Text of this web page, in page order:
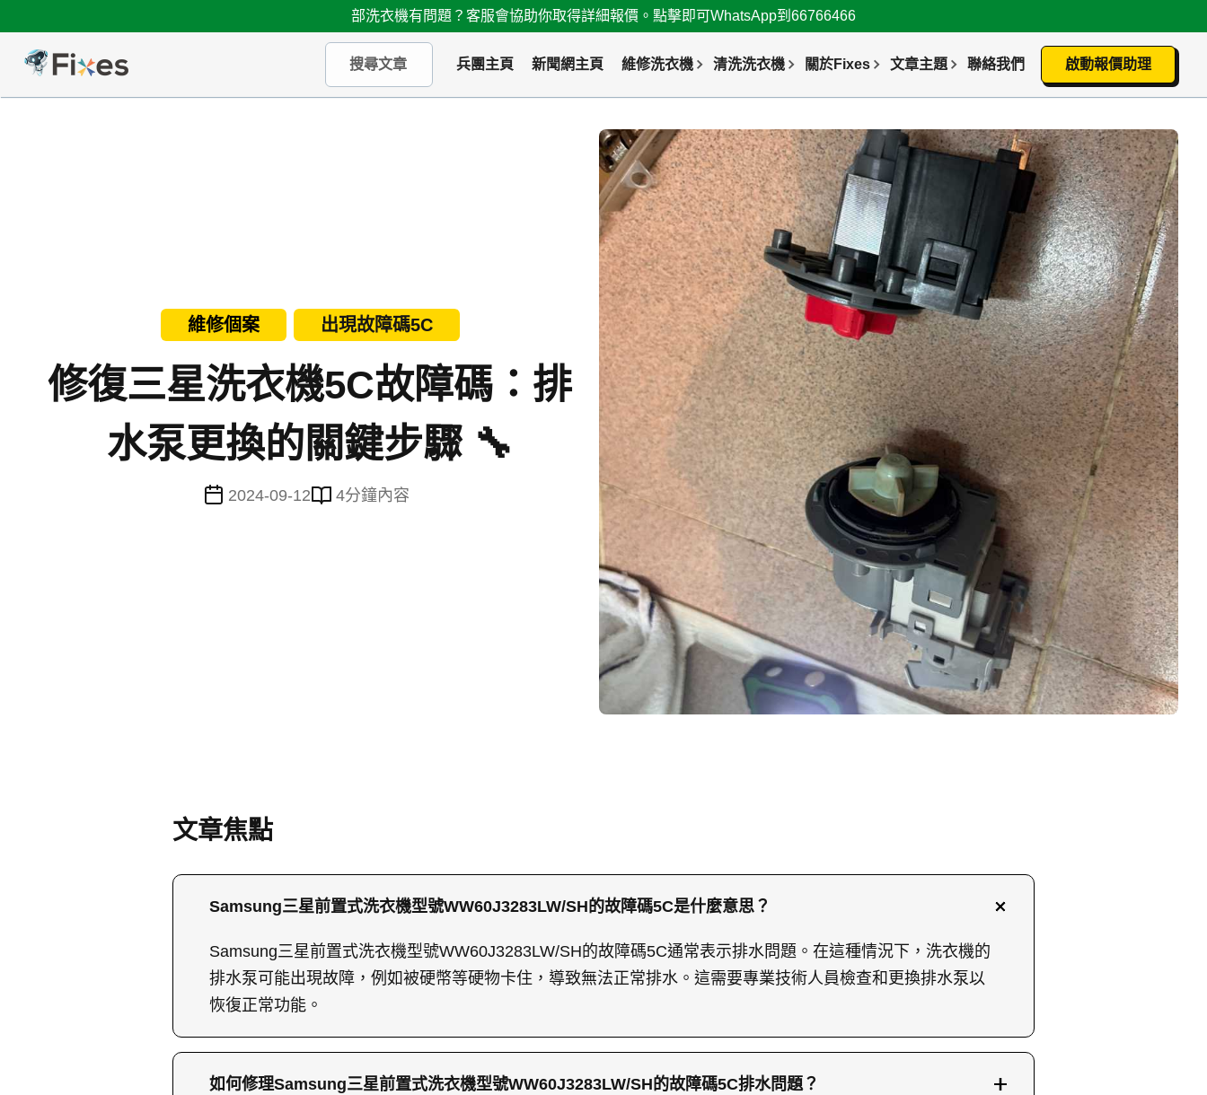
部洗衣機有問題？客服會協助你取得詳細報價。點擊即可WhatsApp到66766466
兵團主頁 新聞網主頁 維修洗衣機 清洗洗衣機 關於Fixes 文章主題 聯絡我們 啟動報價助理
維修個案 出現故障碼5C
修復三星洗衣機5C故障碼：排
水泵更換的關鍵步驟 🔧
2024-09-12 4分鐘內容
文章焦點
Samsung三星前置式洗衣機型號WW60J3283LW/SH的故障碼5C是什麼意思？
Samsung三星前置式洗衣機型號WW60J3283LW/SH的故障碼5C通常表示排水問題。在這種情況下，洗衣機的
排水泵可能出現故障，例如被硬幣等硬物卡住，導致無法正常排水。這需要專業技術人員檢查和更換排水泵以
恢復正常功能。
如何修理Samsung三星前置式洗衣機型號WW60J3283LW/SH的故障碼5C排水問題？